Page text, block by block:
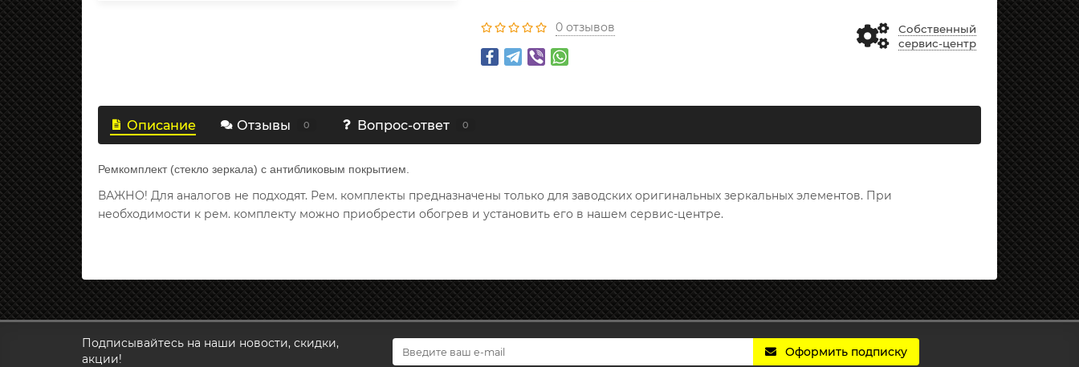
0 отзывов
Собственный
сервис-центр
Описание Отзывы 0 Вопрос-ответ 0
Ремкомплект (стекло зеркала) с антибликовым покрытием.
ВАЖНО! Для аналогов не подходят. Рем. комплекты предназначены только для заводских оригинальных зеркальных элементов. При
необходимости к рем. комплекту можно приобрести обогрев и установить его в нашем сервис-центре.
Подписывайтесь на наши новости, скидки,
акции!
Оформить подписку